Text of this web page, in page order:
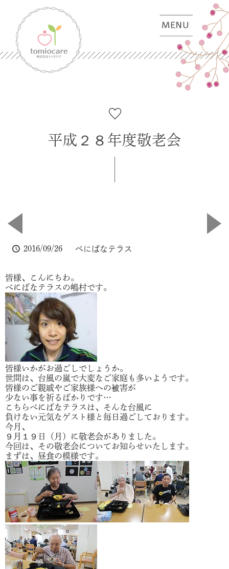
平成２８年度敬老会
2016/09/26 べにばなテラス
皆様、こんにちわ。
べにばなテラスの嶋村です。
皆様いかがお過ごしでしょうか。
世間は、台風の嵐で大変なご家庭も多いようです。
皆様のご親戚やご家族様への被害が
少ない事を祈るばかりです…
こちらべにばなテラスは、そんな台風に
負けない元気なゲスト様と毎日過ごしております。
今月、
９月１９日（月）に敬老会がありました。
今回は、その敬老会についてお知らせいたします。
まずは、昼食の模様です。